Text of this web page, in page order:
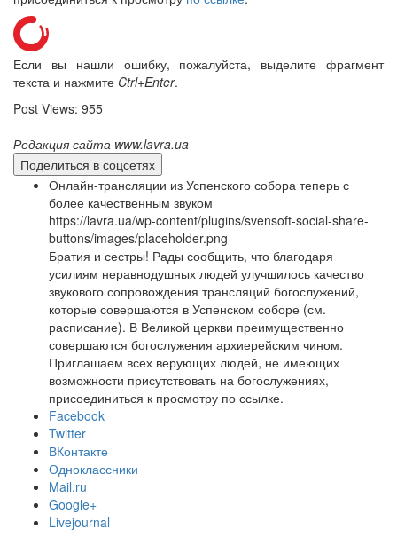
Онлайн трансляции
Веб-камеры
12 сентября 2015 Название трансляции
12 сентября 2015
12 сентября 2015Название трансляции
12 сентября 2015Название трансляции
12 сентября 2015Название трансляции
12 сентября 2015Название трансляции
12 сентября 2015Название трансляции
Перейти к архиву
Если вы нашли ошибку, пожалуйста, выделите фрагмент
текста и нажмите Ctrl+Enter.
Post Views: 955
Редакция сайта www.lavra.ua
Поделиться в соцсетях
Онлайн-трансляции из Успенского собора теперь с
более качественным звуком
https://lavra.ua/wp-content/plugins/svensoft-social-share-
buttons/images/placeholder.png
Братия и сестры! Рады сообщить, что благодаря
усилиям неравнодушных людей улучшилось качество
звукового сопровождения трансляций богослужений,
которые совершаются в Успенском соборе (см.
расписание). В Великой церкви преимущественно
совершаются богослужения архиерейским чином.
Приглашаем всех верующих людей, не имеющих
возможности присутствовать на богослужениях,
присоединиться к просмотру по ссылке.
Facebook
Twitter
ВКонтакте
Одноклассники
Mail.ru
Google+
Livejournal